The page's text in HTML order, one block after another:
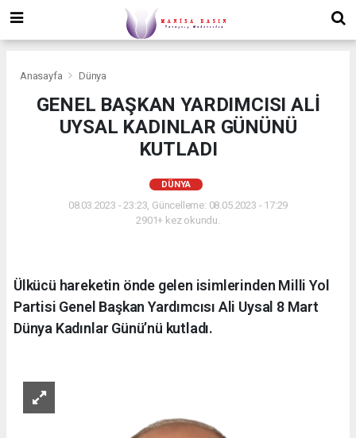
Anasayfa Dünya
GENEL BAŞKAN YARDIMCISI ALİ
UYSAL KADINLAR GÜNÜNÜ
KUTLADI
DÜNYA
08.03.2023 - 23:23, Güncelleme: 08.05.2023 - 17:29
2901+ kez okundu.
Ülkücü hareketin önde gelen isimlerinden Milli Yol
Partisi Genel Başkan Yardımcısı Ali Uysal 8 Mart
Dünya Kadınlar Günü’nü kutladı.